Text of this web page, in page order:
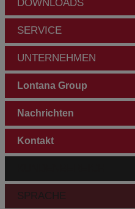
DOWNLOADS
SERVICE
UNTERNEHMEN
Lontana Group
Nachrichten
Kontakt
SPRACHE